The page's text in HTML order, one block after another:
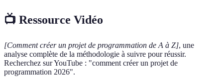
📺 Ressource Vidéo
[Comment créer un projet de programmation de A à Z], une
analyse complète de la méthodologie à suivre pour réussir.
Recherchez sur YouTube : "comment créer un projet de
programmation 2026".